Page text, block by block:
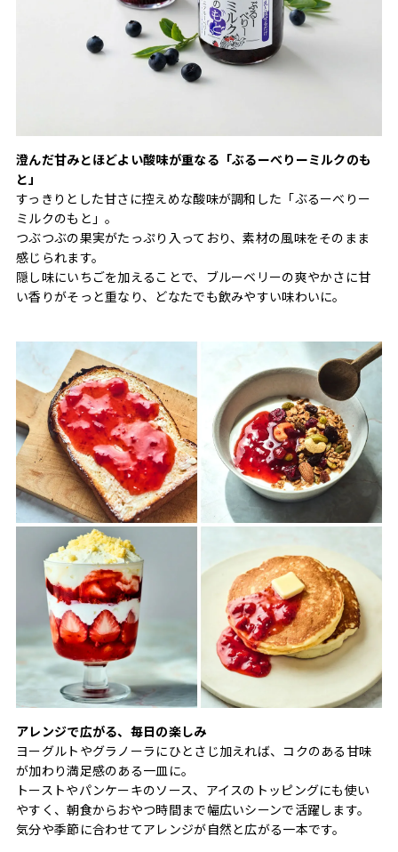
澄んだ甘みとほどよい酸味が重なる「ぶるーべりーミルクのも
と」
すっきりとした甘さに控えめな酸味が調和した「ぶるーべりー
ミルクのもと」。
つぶつぶの果実がたっぷり入っており、素材の風味をそのまま
感じられます。
隠し味にいちごを加えることで、ブルーベリーの爽やかさに甘
い香りがそっと重なり、どなたでも飲みやすい味わいに。
アレンジで広がる、毎日の楽しみ
ヨーグルトやグラノーラにひとさじ加えれば、コクのある甘味
が加わり満足感のある一皿に。
トーストやパンケーキのソース、アイスのトッピングにも使い
やすく、朝食からおやつ時間まで幅広いシーンで活躍します。
気分や季節に合わせてアレンジが自然と広がる一本です。